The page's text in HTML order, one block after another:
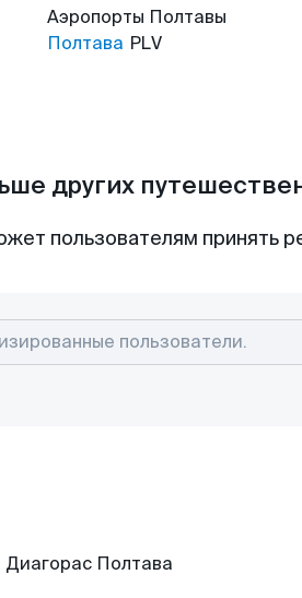
Аэропорты Полтавы
Полтава PLV
других
пользователям принять